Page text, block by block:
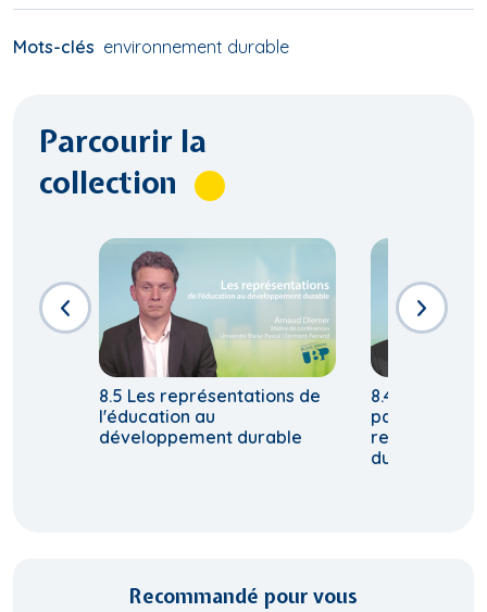
Mots-clés environnement durable
Parcourir la
collection
8.5 Les représentations de
l'éducation au
développement durable
8.4 Principes
parcours
relatif à un
durable
Recommandé pour vous